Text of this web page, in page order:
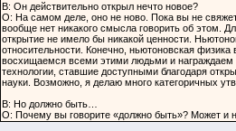
В: Он действительно открыл нечто новое?
О: На самом деле, оно не ново. Пока вы не
вообще нет никакого смысла говорить об этом.
открытие не имело бы никакой ценности.
относительности. Конечно, ньютоновская
восхищаемся всеми этими людьми и награждаем
технологии, ставшие доступными благодаря
науки. Возможно, я делаю много категоричных
В: Но должно быть…
О: Почему вы говорите «должно быть»? Может и